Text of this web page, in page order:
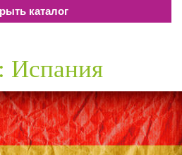
Испания